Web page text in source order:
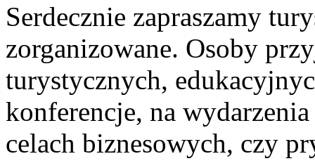
Serdecznie zapraszamy
zorganizowane. Osoby
turystycznych,
konferencje, na
celach biznesowych, czy